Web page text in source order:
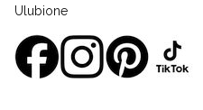
Ulubione